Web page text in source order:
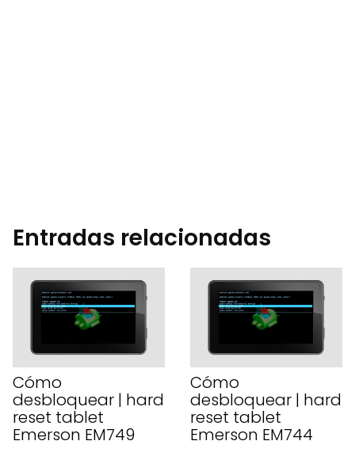
Entradas relacionadas
Cómo
desbloquear | hard
reset tablet
Emerson EM749
Cómo
desbloquear | hard
reset tablet
Emerson EM744